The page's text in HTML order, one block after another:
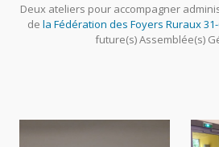
Deux ateliers pour accompagner
de la Fédération des Foyers Ruraux
future(s) Assemblée(s)